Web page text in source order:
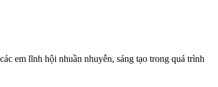
em lĩnh hội nhuần nhuyễn, sáng tạo trong quá trình